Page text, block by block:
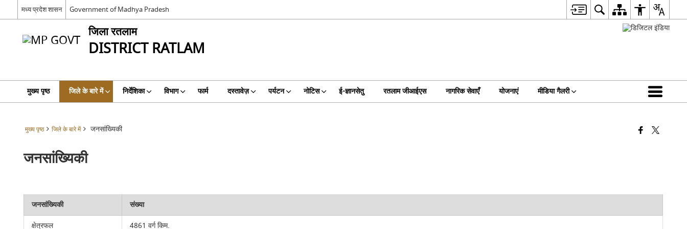
मध्य प्रदेश शासन Government of Madhya Pradesh
जिला रतलाम
DISTRICT RATLAM
मुख्य पृष्ठ जिले के बारे में निर्देशिका विभाग फार्म दस्तावेज़ पर्यटन नोटिस ई-ज्ञानसेतु रतलाम जीआईएस नागरिक सेवाएँ योजनाएं मीडिया गैलरी
मुख्य पृष्ठ जिले के बारे में जनसांख्यिकी
जनसांख्यिकी
जनसांख्यिकी
संख्या
क्षेत्रफल
4861 वर्ग किम.